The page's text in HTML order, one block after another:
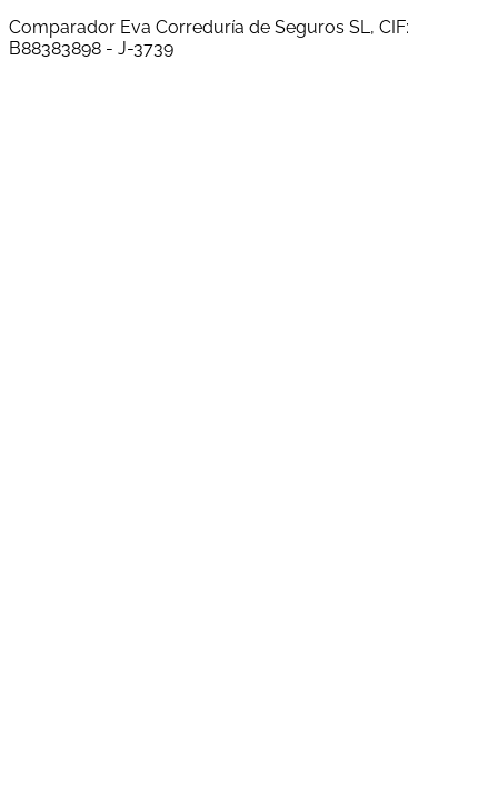
Comparador Eva Correduría de Seguros SL, CIF:
B88383898 - J-3739